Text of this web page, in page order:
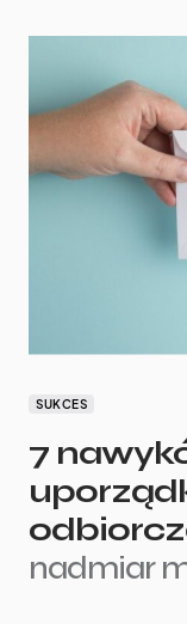
SUKCES
7
nadmiar